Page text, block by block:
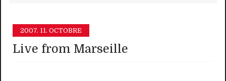
2007. 11. OCTOBRE
Live from Marseille